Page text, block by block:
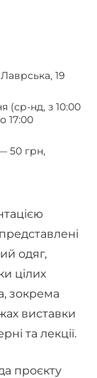
19
(ср-нд, з 10:00
17:00
50 грн,
одяг,
цілих
зокрема
виставки
та лекції.
проєкту